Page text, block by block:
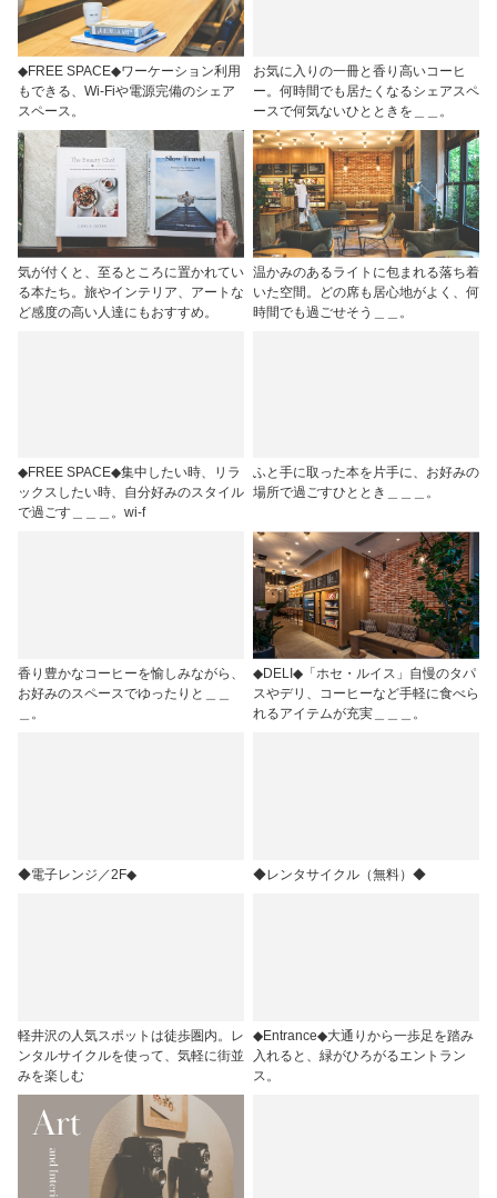
◆FREE SPACE◆ワーケーション利用
もできる、Wi-Fiや電源完備のシェア
スペース。
お気に入りの一冊と香り高いコーヒ
ー。何時間でも居たくなるシェアスペ
ースで何気ないひとときを＿＿。
気が付くと、至るところに置かれてい
る本たち。旅やインテリア、アートな
ど感度の高い人達にもおすすめ。
温かみのあるライトに包まれる落ち着
いた空間。どの席も居心地がよく、何
時間でも過ごせそう＿＿。
◆FREE SPACE◆集中したい時、リラ
ックスしたい時、自分好みのスタイル
で過ごす＿＿＿。wi-f
ふと手に取った本を片手に、お好みの
場所で過ごすひととき＿＿＿。
香り豊かなコーヒーを愉しみながら、
お好みのスペースでゆったりと＿＿
＿。
◆DELI◆「ホセ・ルイス」自慢のタパ
スやデリ、コーヒーなど手軽に食べら
れるアイテムが充実＿＿＿。
◆電子レンジ／2F◆ ◆レンタサイクル（無料）◆
軽井沢の人気スポットは徒歩圏内。レ
ンタルサイクルを使って、気軽に街並
みを楽しむ
◆Entrance◆大通りから一歩足を踏み
入れると、緑がひろがるエントラン
ス。